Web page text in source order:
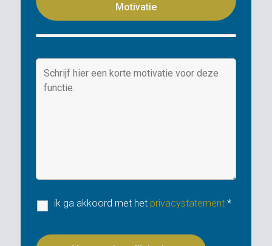
Motivatie
ik ga akkoord met het privacystatement*